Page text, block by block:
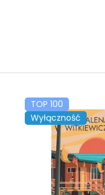
TOP 100
Wyłączność